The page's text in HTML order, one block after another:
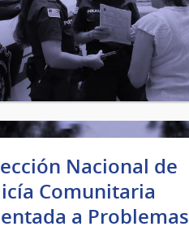
Nacional de
Comunitaria
a Problemas